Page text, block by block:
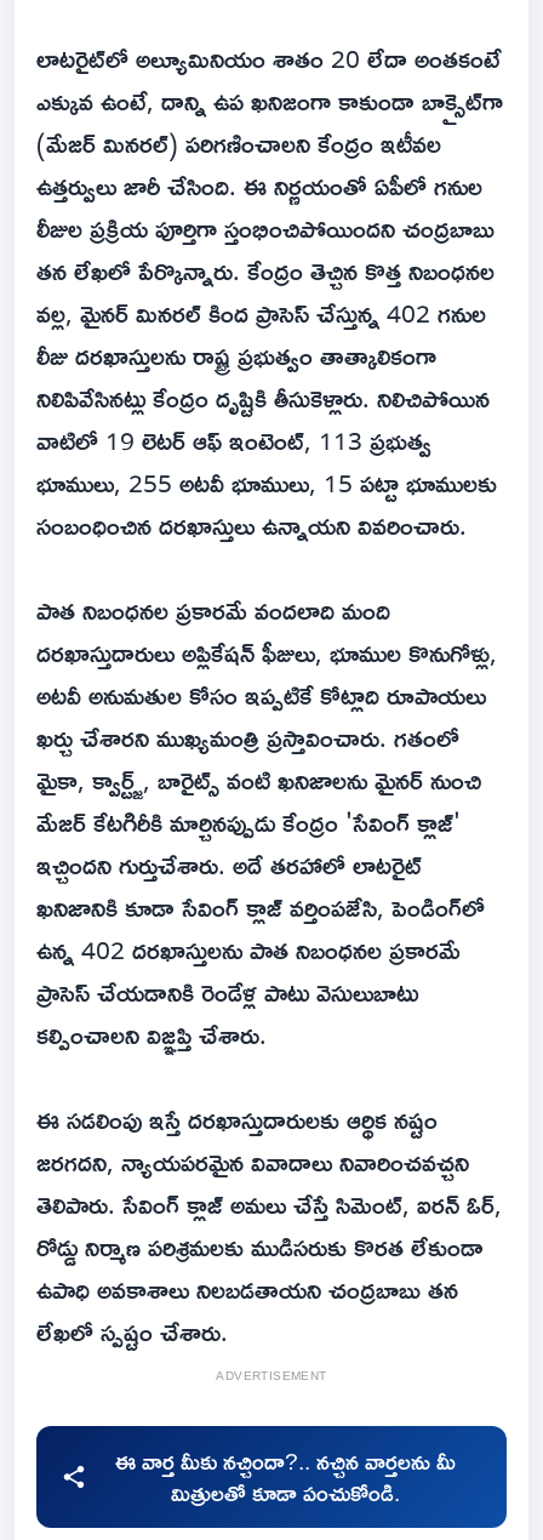
లాటరైట్‌లో అల్యూమినియం శాతం 20 లేదా అంతకంటే
ఎక్కువ ఉంటే, దాన్ని ఉప ఖనిజంగా కాకుండా బాక్సైట్‌గా
(మేజర్ మినరల్) పరిగణించాలని కేంద్రం ఇటీవల
ఉత్తర్వులు జారీ చేసింది. ఈ నిర్ణయంతో ఏపీలో గనుల
లీజుల ప్రక్రియ పూర్తిగా స్తంభించిపోయిందని చంద్రబాబు
తన లేఖలో పేర్కొన్నారు. కేంద్రం తెచ్చిన కొత్త నిబంధనల
వల్ల, మైనర్ మినరల్ కింద ప్రాసెస్ చేస్తున్న 402 గనుల
లీజు దరఖాస్తులను రాష్ట్ర ప్రభుత్వం తాత్కాలికంగా
నిలిపివేసినట్లు కేంద్రం దృష్టికి తీసుకెళ్లారు. నిలిచిపోయిన
వాటిలో 19 లెటర్ ఆఫ్ ఇంటెంట్, 113 ప్రభుత్వ
భూములు, 255 అటవీ భూములు, 15 పట్టా భూములకు
సంబంధించిన దరఖాస్తులు ఉన్నాయని వివరించారు.
పాత నిబంధనల ప్రకారమే వందలాది మంది
దరఖాస్తుదారులు అప్లికేషన్ ఫీజులు, భూముల కొనుగోళ్లు,
అటవీ అనుమతుల కోసం ఇప్పటికే కోట్లాది రూపాయలు
ఖర్చు చేశారని ముఖ్యమంత్రి ప్రస్తావించారు. గతంలో
మైకా, క్వార్ట్జ్, బారైట్స్ వంటి ఖనిజాలను మైనర్ నుంచి
మేజర్ కేటగిరీకి మార్చినప్పుడు కేంద్రం 'సేవింగ్ క్లాజ్'
ఇచ్చిందని గుర్తుచేశారు. అదే తరహాలో లాటరైట్
ఖనిజానికి కూడా సేవింగ్ క్లాజ్ వర్తింపజేసి, పెండింగ్‌లో
ఉన్న 402 దరఖాస్తులను పాత నిబంధనల ప్రకారమే
ప్రాసెస్ చేయడానికి రెండేళ్ల పాటు వెసులుబాటు
కల్పించాలని విజ్ఞప్తి చేశారు.
ఈ సడలింపు ఇస్తే దరఖాస్తుదారులకు ఆర్థిక నష్టం
జరగదని, న్యాయపరమైన వివాదాలు నివారించవచ్చని
తెలిపారు. సేవింగ్ క్లాజ్ అమలు చేస్తే సిమెంట్, ఐరన్ ఓర్,
రోడ్డు నిర్మాణ పరిశ్రమలకు ముడిసరుకు కొరత లేకుండా
ఉపాధి అవకాశాలు నిలబడతాయని చంద్రబాబు తన
లేఖలో స్పష్టం చేశారు.
ADVERTISEMENT
ఈ వార్త మీకు నచ్చిందా?.. నచ్చిన వార్తలను మీ
మిత్రులతో కూడా పంచుకోండి.